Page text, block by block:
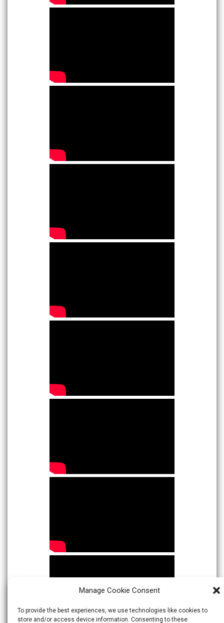
Manage Cookie Consent
To provide the best experiences, we use technologies like cookies to
store and/or access device information. Consenting to these